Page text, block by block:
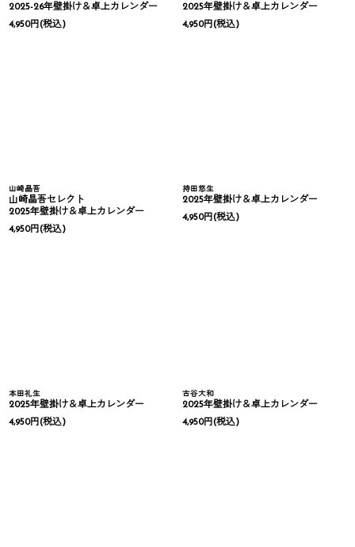
2025-26年壁掛け＆卓上カレンダー
4,950円(税込)
2025年壁掛け＆卓上カレンダー
4,950円(税込)
山崎晶吾
山崎晶吾セレクト
2025年壁掛け＆卓上カレンダー
4,950円(税込)
持田悠生
2025年壁掛け＆卓上カレンダー
4,950円(税込)
本田礼生
2025年壁掛け＆卓上カレンダー
4,950円(税込)
古谷大和
2025年壁掛け＆卓上カレンダー
4,950円(税込)